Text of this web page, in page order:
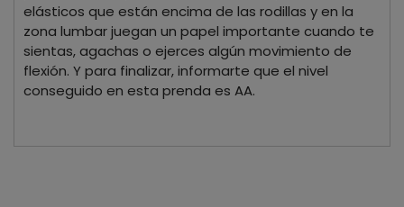
elásticos que están encima de las rodillas y en la
zona lumbar juegan un papel importante cuando te
sientas, agachas o ejerces algún movimiento de
flexión. Y para finalizar, informarte que el nivel
conseguido en esta prenda es AA.